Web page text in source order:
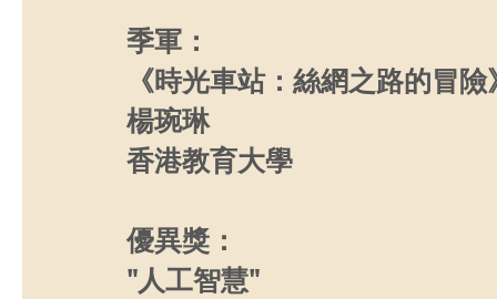
季軍：
《時光車站：絲網之路的冒險
楊琬琳
香港教育大學
優異獎：
"人工智慧"